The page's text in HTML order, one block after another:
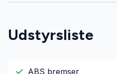
Udstyrsliste
ABS bremser